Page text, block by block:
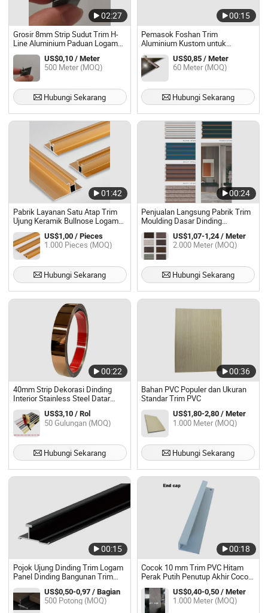
02:27
Grosir 8mm Strip Sudut Trim H-
Line Aluminium Paduan Logam
untuk Lembaran Marmer PVC
Panel Dinding WPC
US$0,10 / Meter
500 Meter (MOQ)
Hubungi Sekarang
00:15
Pemasok Foshan Trim
Aluminium Kustom untuk
Dekorasi Dinding Lantai
US$0,85 / Meter
60 Meter (MOQ)
Hubungi Sekarang
01:42
Pabrik Layanan Satu Atap Trim
Ujung Keramik Bullnose Logam
Trim Ujung Keramik Melengkung
US$1,00 / Pieces
1.000 Pieces (MOQ)
Hubungi Sekarang
00:24
Penjualan Langsung Pabrik Trim
Moulding Dasar Dinding
Berkualitas Tinggi Latar Belakang
Produksi GrosirUS$1,07-1,24 / Meter
2.000 Meter (MOQ)
Hubungi Sekarang
00:22
40mm Strip Dekorasi Dinding
Interior Stainless Steel Datar
Perekat Sendiri
US$3,10 / Rol
50 Gulungan (MOQ)
Hubungi Sekarang
00:36
Bahan PVC Populer dan Ukuran
Standar Trim PVC
US$1,80-2,80 / Meter
1.000 Meter (MOQ)
Hubungi Sekarang
00:15
Pojok Ujung Dinding Trim Logam
Panel Dinding Bangunan Trim
Ubin Aluminium
US$0,50-0,97 / Bagian
500 Potong (MOQ)
00:18
Cocok 10 mm Trim PVC Hitam
Perak Putih Penutup Akhir Cocok
Panel PVC
US$0,40-0,50 / Meter
1.000 Meter (MOQ)